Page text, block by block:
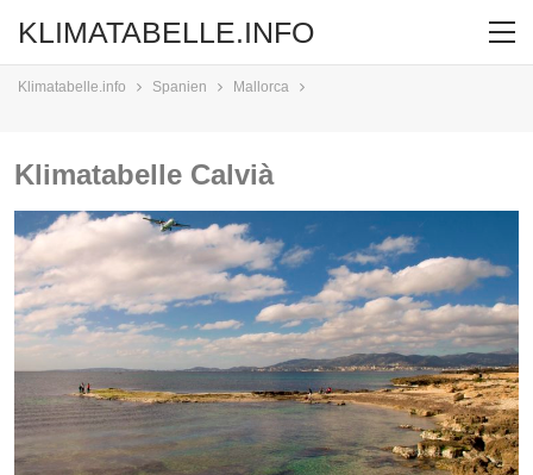
KLIMATABELLE.INFO
Klimatabelle.info Spanien Mallorca
Klimatabelle Calvià